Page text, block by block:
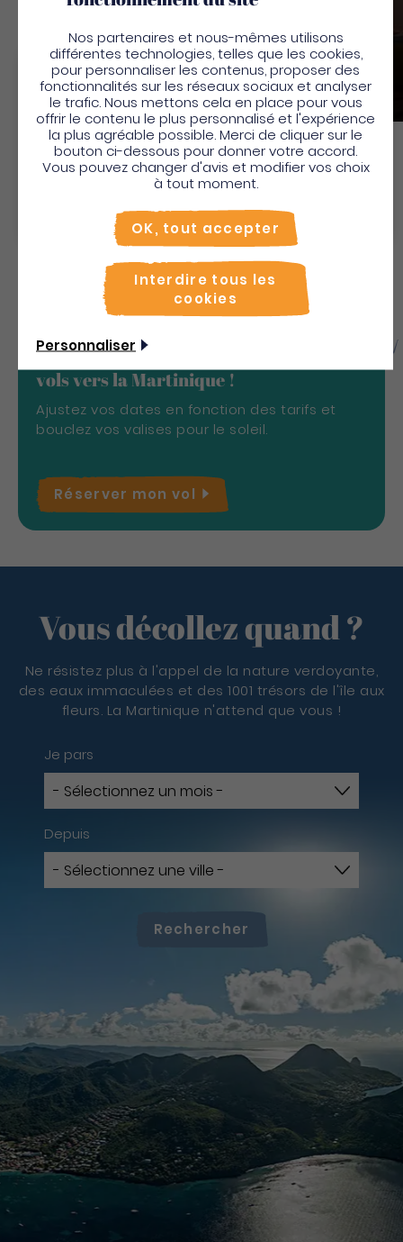
Palm Villas - Lady Palm
Maisons vacances villas
Découvrir
Profitez des meilleures offres sur les
vols vers la Martinique !
Ajustez vos dates en fonction des tarifs et
bouclez vos valises pour le soleil.
Réserver mon vol
Vous décollez quand ?
Ne résistez plus à l'appel de la nature verdoyante,
des eaux immaculées et des 1001 trésors de l'île aux
fleurs. La Martinique n'attend que vous !
Je pars
Depuis
Rechercher
Bienvenue en Martinique
Pour profiter de votre séjour et trouver des
activités en quelques clics, activez le mode “sur
place”.
Utiliser le mode surplace
Nos partenaires et nous-mêmes utilisons
différentes technologies, telles que les cookies,
pour personnaliser les contenus, proposer des
fonctionnalités sur les réseaux sociaux et analyser
le trafic. Nous mettons cela en place pour vous
offrir le contenu le plus personnalisé et l'expérience
la plus agréable possible. Merci de cliquer sur le
bouton ci-dessous pour donner votre accord.
Vous pouvez changer d'avis et modifier vos choix
à tout moment.
OK, tout accepter
Interdire tous les
cookies
Personnaliser